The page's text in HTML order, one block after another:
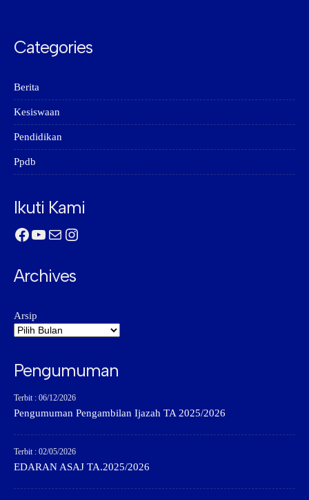
Categories
Berita
Kesiswaan
Pendidikan
Ppdb
Ikuti Kami
Facebook
YouTube
MailInstagram
Archives
Arsip
Pengumuman
Terbit : 06/12/2026
Pengumuman Pengambilan Ijazah TA 2025/2026
Terbit : 02/05/2026
EDARAN ASAJ TA.2025/2026